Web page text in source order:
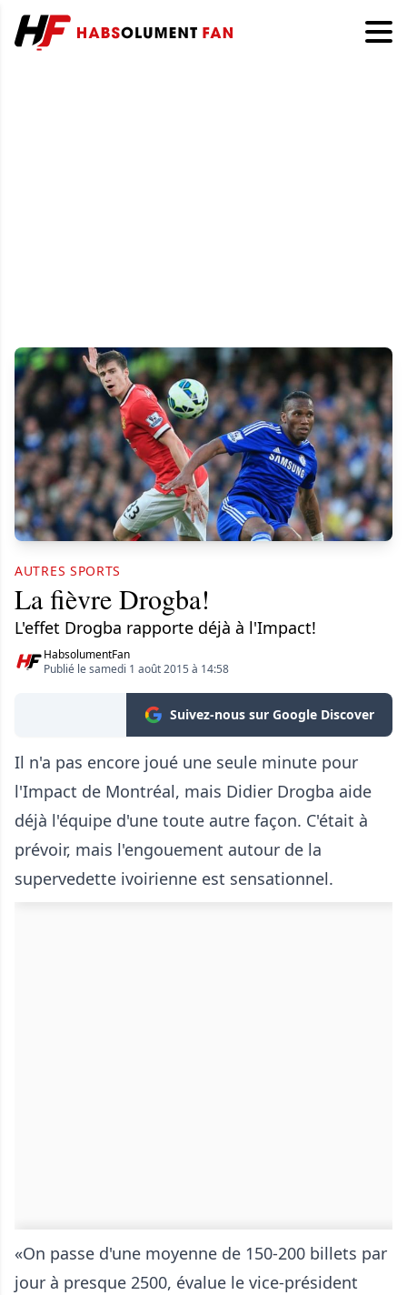
AUTRES SPORTS
La fièvre Drogba!
L'effet Drogba rapporte déjà à l'Impact!
HabsolumentFan
Publié le samedi 1 août 2015 à 14:58
Suivez-nous sur Google Discover
Il n'a pas encore joué une seule minute pour
l'Impact de Montréal, mais Didier Drogba aide
déjà l'équipe d'une toute autre façon. C'était à
prévoir, mais l'engouement autour de la
supervedette ivoirienne est sensationnel.
«On passe d'une moyenne de 150-200 billets par
jour à presque 2500, évalue le vice-président